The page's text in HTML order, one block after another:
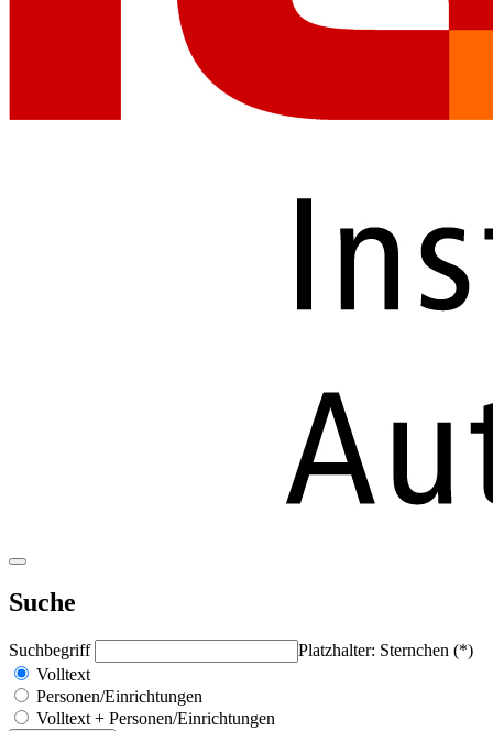
Suche
Suchbegriff
Platzhalter: Sternchen (*)
Volltext
Personen/Einrichtungen
Volltext + Personen/Einrichtungen